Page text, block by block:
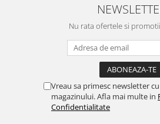
Nu rata ofertele si
Vreau sa primesc newsletter
magazinului. Afla mai multe in
Confidentialitate